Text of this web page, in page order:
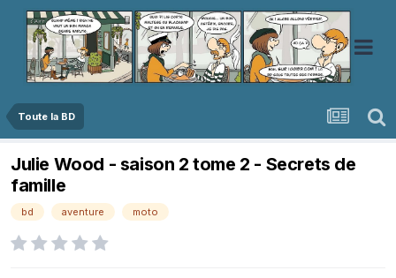
Toute la BD
Julie Wood - saison 2 tome 2 - Secrets de
famille
bd aventure moto